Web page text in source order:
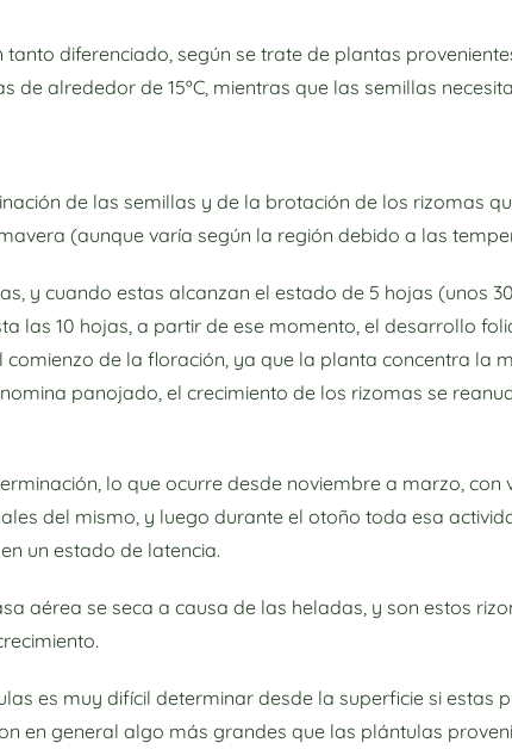
diferenciado, según se trate de plantas
de alrededor de 15ºC, mientras que las semillas
de las semillas y de la brotación de los rizomas
(aunque varía según la región debido a las
y cuando estas alcanzan el estado de 5 hojas (unos
las 10 hojas, a partir de ese momento, el desarrollo
de la floración, ya que la planta concentra la
panojado, el crecimiento de los rizomas se
lo que ocurre desde noviembre a marzo, con
del mismo, y luego durante el otoño toda esa
un estado de latencia.
aérea se seca a causa de las heladas, y son estos
es muy difícil determinar desde la superficie si estas
en general algo más grandes que las plántulas